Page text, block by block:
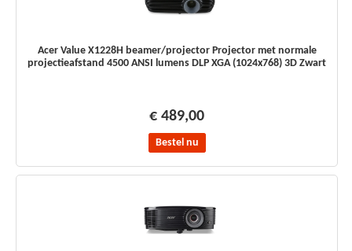
Acer Value X1228H beamer/projector Projector met normale
projectieafstand 4500 ANSI lumens DLP XGA (1024x768) 3D Zwart
€ 489,00
Bestel nu